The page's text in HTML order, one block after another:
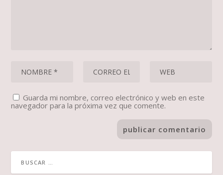
Guarda mi nombre, correo electrónico y web en este
navegador para la próxima vez que comente.